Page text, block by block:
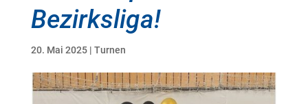
Bezirksliga!
20. Mai 2025| Turnen